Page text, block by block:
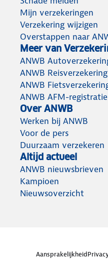
Mijn verzekeringen
Verzekering wijzigen
Overstappen naar
Meer van
ANWB
ANWB Reisverzekering
ANWB
ANWB AFM-registratie
Over ANWB
Werken bij ANWB
Voor de pers
Duurzaam verzekeren
Altijd actueel
ANWB nieuwsbrieven
Kampioen
Nieuwsoverzicht
Aansprakelijkheid